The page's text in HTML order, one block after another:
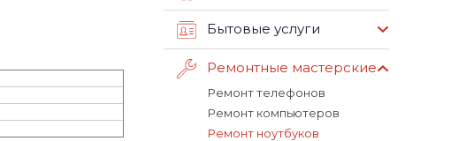
Бытовые услуги
Ремонтные мастерские
Ремонт телефонов
Ремонт компьютеров
Ремонт ноутбуков